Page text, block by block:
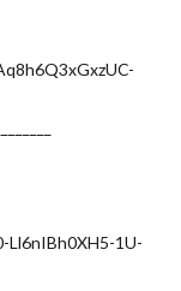
Ll6nIBh0XH5-1U-